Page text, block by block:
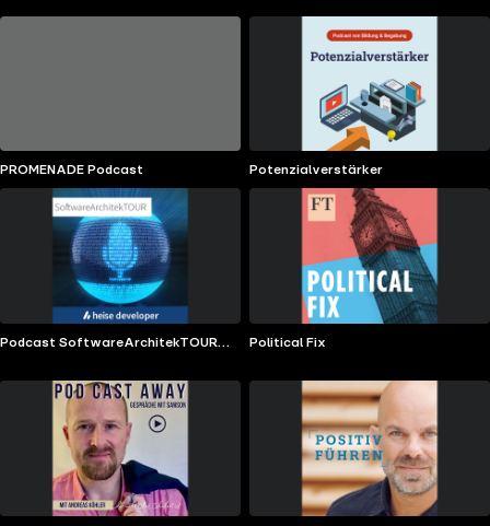
PROMENADE Podcast Potenzialverstärker
Podcast SoftwareArchitekTOUR
Political Fix